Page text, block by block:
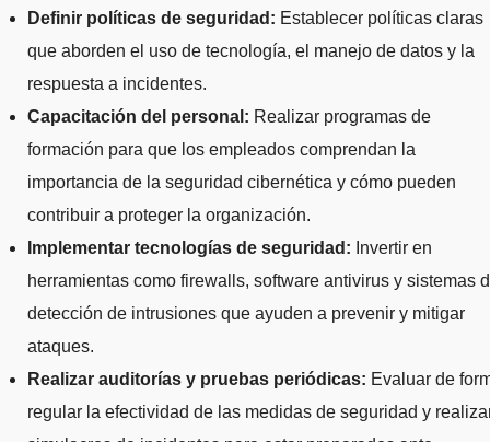
Definir políticas de seguridad: Establecer políticas claras
que aborden el uso de tecnología, el manejo de datos y la
respuesta a incidentes.
Capacitación del personal: Realizar programas de
formación para que los empleados comprendan la
importancia de la seguridad cibernética y cómo pueden
contribuir a proteger la organización.
Implementar tecnologías de seguridad: Invertir en
herramientas como firewalls, software antivirus y sistemas
detección de intrusiones que ayuden a prevenir y mitigar
ataques.
Realizar auditorías y pruebas periódicas: Evaluar de
regular la efectividad de las medidas de seguridad y